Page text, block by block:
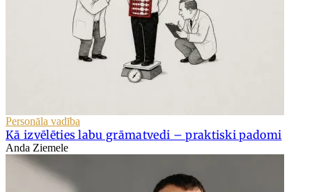
Personāla vadība
Kā izvēlēties labu grāmatvedi – praktiski padomi
Anda Ziemele